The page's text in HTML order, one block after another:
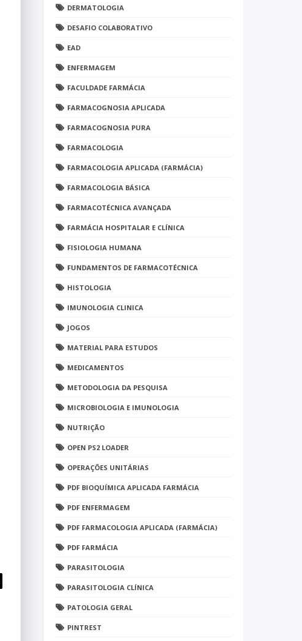
DERMATOLOGIA
DESAFIO COLABORATIVO
EAD
ENFERMAGEM
FACULDADE FARMÁCIA
FARMACOGNOSIA APLICADA
FARMACOGNOSIA PURA
FARMACOLOGIA
FARMACOLOGIA APLICADA (FARMÁCIA)
FARMACOLOGIA BÁSICA
FARMACOTÉCNICA AVANÇADA
FARMÁCIA HOSPITALAR E CLÍNICA
FISIOLOGIA HUMANA
FUNDAMENTOS DE FARMACOTÉCNICA
HISTOLOGIA
IMUNOLOGIA CLINICA
JOGOS
MATERIAL PARA ESTUDOS
MEDICAMENTOS
METODOLOGIA DA PESQUISA
MICROBIOLOGIA E IMUNOLOGIA
NUTRIÇÃO
OPEN PS2 LOADER
OPERAÇÕES UNITÁRIAS
PDF BIOQUÍMICA APLICADA FARMÁCIA
PDF ENFERMAGEM
PDF FARMACOLOGIA APLICADA (FARMÁCIA)
PDF FARMÁCIA
PARASITOLOGIA
PARASITOLOGIA CLÍNICA
PATOLOGIA GERAL
PINTREST